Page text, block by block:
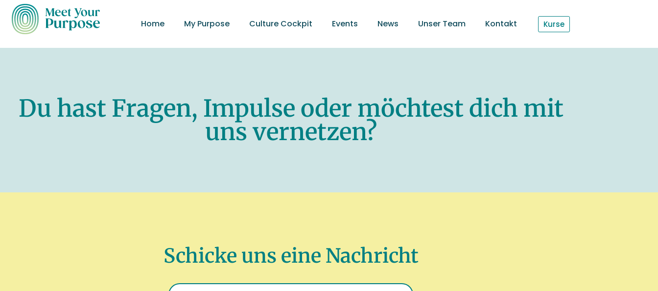
Home My Purpose Culture Cockpit Events News Unser Team Kontakt Kurse
Du hast Fragen, Impulse oder möchtest dich mit
uns vernetzen?
Schicke uns eine Nachricht